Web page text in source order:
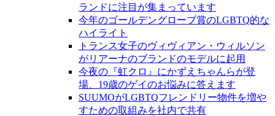
ランドに注目が集まっています
今年のゴールデングローブ賞のLGBTQ的な
ハイライト
トランス女子のヴィヴィアン・ウィルソン
がリアーナのブランドのモデルに起用
今夜の『虹クロ』にかずえちゃんらが登
場、19歳のゲイのお悩みに答えます
SUUMOがLGBTQフレンドリー物件を増や
すための取組みを社内で共有